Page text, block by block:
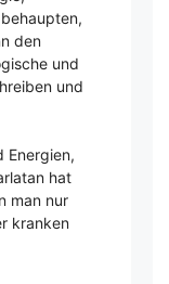
den
und
und
Energien,
hat
man nur
kranken